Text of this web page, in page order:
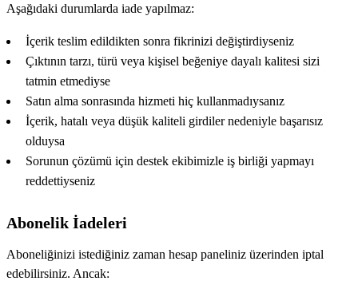
Aşağıdaki durumlarda iade yapılmaz:
İçerik teslim edildikten sonra fikrinizi değiştirdiyseniz
Çıktının tarzı, türü veya kişisel beğeniye dayalı kalitesi sizi
tatmin etmediyse
Satın alma sonrasında hizmeti hiç kullanmadıysanız
İçerik, hatalı veya düşük kaliteli girdiler nedeniyle başarısız
olduysa
Sorunun çözümü için destek ekibimizle iş birliği yapmayı
reddettiyseniz
Abonelik İadeleri
Aboneliğinizi istediğiniz zaman hesap paneliniz üzerinden iptal
edebilirsiniz. Ancak: